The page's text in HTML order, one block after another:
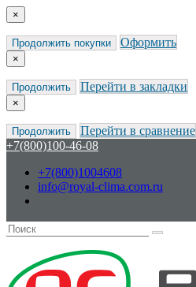
×
Продолжить покупки Оформить
×
Продолжить Перейти в закладки
×
Продолжить
Перейти в сравнение
+7(800)100-46-08
+7(800)1004608
info@royal-clima.com.ru